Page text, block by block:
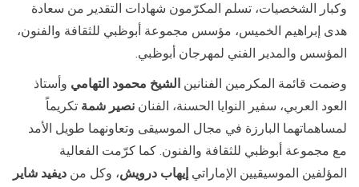
وكبار الشخصيات، تسلم المكرّمون شهادات التقدير من سعادة
هدى إبراهيم الخميس، مؤسس مجموعة أبوظبي للثقافة والفنون،
المؤسس والمدير الفني لمهرجان أبوظبي.
وضمت قائمة المكرمين الفنانين الشيخ محمود التهامي وأستاذ
العود العربي، سفير النوايا الحسنة، الفنان نصير شمة تكريماً
لمساهماتهما البارزة في مجال الموسيقى وتعاونهما طويل الأمد
مع مجموعة أبوظبي للثقافة والفنون. كما كرّمت الفعالية
المؤلفين الموسيقيين الإماراتي إيهاب درويش، وكل من ديفيد شاير